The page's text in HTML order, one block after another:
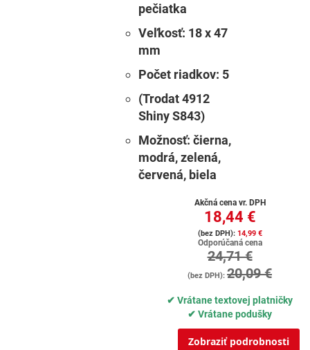
pečiatka
Veľkosť: 18 x 47
mm
Počet riadkov: 5
(Trodat 4912
Shiny S843)
Možnosť: čierna,
modrá, zelená,
červená, biela
Akčná cena vr. DPH
18,44 €
14,99 €
Odporúčaná cena
24,71 €
20,09 €
✔ Vrátane textovej platničky
✔ Vrátane podušky
Zobraziť podrobnosti